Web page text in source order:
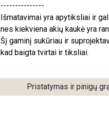
---------------
Išmatavimai yra apytiksliai ir
nes kiekviena akių kaukė yra
Šį gaminį sukūriau ir
kad baigta tvirtai ir tiksliai.
Pristatymas ir pinigų